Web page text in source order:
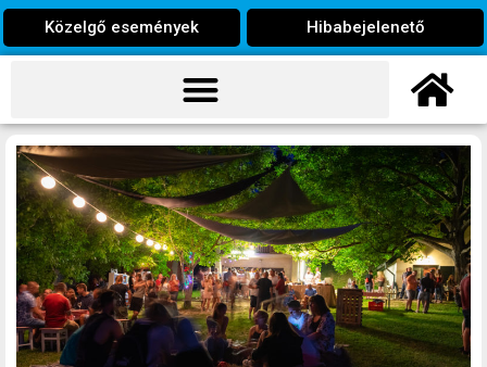
Közelgő események Hibabejelenető